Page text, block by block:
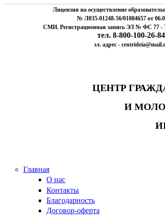
Лицензия на осуществление
№ Л035-01248-56/01084657 от
СМИ. Регистрационная запись ЭЛ № ФС 77 -
тел. 8-800-100-26-84
эл. адрес -
ЦЕНТР
И
Главная
О нас
Контакты
Благодарность
Договор-оферта